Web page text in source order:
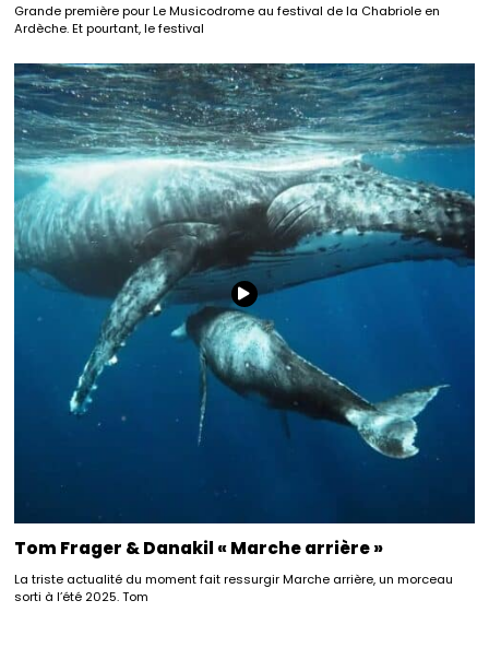
Grande première pour Le Musicodrome au festival de la Chabriole en
Ardèche. Et pourtant, le festival
Tom Frager & Danakil « Marche arrière »
La triste actualité du moment fait ressurgir Marche arrière, un morceau
sorti à l’été 2025. Tom